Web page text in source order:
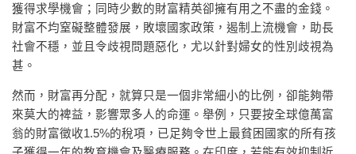
獲得求學機會；同時少數的財富精英卻擁有用之不盡的金錢。
財富不均窒礙整體發展，敗壞國家政策，遏制上流機會，助長
社會不穩，並且令歧視問題惡化，尤以針對婦女的性別歧視為
甚。
然而，財富再分配，就算只是一個非常細小的比例，卻能夠帶
來莫大的裨益，影響眾多人的命運。舉例，只要按全球億萬富
翁的財富徵收1.5%的稅項，已足夠令世上最貧困國家的所有孩